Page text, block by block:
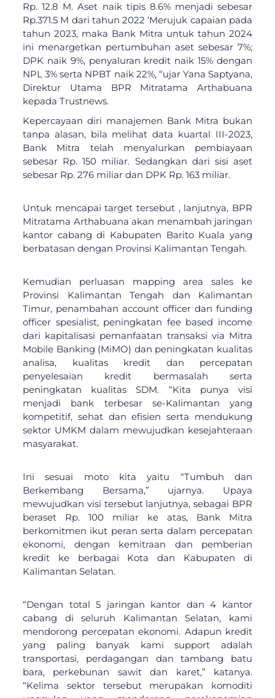
Rp. 12.8 M. Aset naik tipis 8.6% menjadi sebesar
Rp.371.5 M dari tahun 2022 ‘Merujuk capaian pada
tahun 2023, maka Bank Mitra untuk tahun 2024
ini menargetkan pertumbuhan aset sebesar 7%;
DPK naik 9%, penyaluran kredit naik 15% dengan
NPL 3% serta NPBT naik 22%, “ujar Yana Saptyana,
Direktur Utama BPR Mitratama Arthabuana
kepada Trustnews.
Kepercayaan diri manajemen Bank Mitra bukan
tanpa alasan, bila melihat data kuartal III-2023,
Bank Mitra telah menyalurkan pembiayaan
sebesar Rp. 150 miliar. Sedangkan dari sisi aset
sebesar Rp. 276 miliar dan DPK Rp. 163 miliar.
Untuk mencapai target tersebut , lanjutnya, BPR
Mitratama Arthabuana akan menambah jaringan
kantor cabang di Kabupaten Barito Kuala yang
berbatasan dengan Provinsi Kalimantan Tengah.
Kemudian perluasan mapping area sales ke
Provinsi Kalimantan Tengah dan Kalimantan
Timur, penambahan account officer dan funding
officer spesialist, peningkatan fee based income
dari kapitalisasi pemanfaatan transaksi via Mitra
Mobile Banking (MiMO) dan peningkatan kualitas
analisa, kualitas kredit dan percepatan
penyelesaian kredit bermasalah serta
peningkatan kualitas SDM. “Kita punya visi
menjadi bank terbesar se-Kalimantan yang
kompetitif, sehat dan efisien serta mendukung
sektor UMKM dalam mewujudkan kesejahteraan
masyarakat.
Ini sesuai moto kita yaitu “Tumbuh dan
Berkembang Bersama,” ujarnya. Upaya
mewujudkan visi tersebut lanjutnya, sebagai BPR
beraset Rp. 100 miliar ke atas, Bank Mitra
berkomitmen ikut peran serta dalam percepatan
ekonomi, dengan kemitraan dan pemberian
kredit ke berbagai Kota dan Kabupaten di
Kalimantan Selatan.
“Dengan total 5 jaringan kantor dan 4 kantor
cabang di seluruh Kalimantan Selatan, kami
mendorong percepatan ekonomi. Adapun kredit
yang paling banyak kami support adalah
transportasi, perdagangan dan tambang batu
bara, perkebunan sawit dan karet,” katanya.
“Kelima sektor tersebut merupakan komoditi